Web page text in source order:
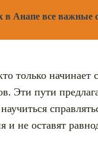
Анапе все важные
только
Эти пути
и не оставят